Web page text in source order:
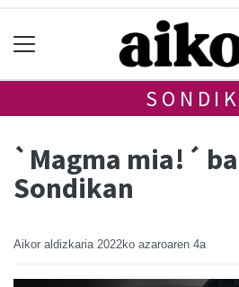
`Magma mia!´
Sondikan
Aikor aldizkaria 2022ko azaroaren 4a